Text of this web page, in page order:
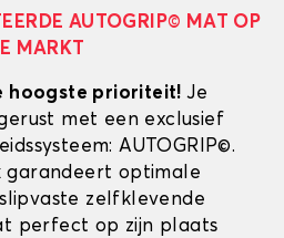
AUTOGRIP© MAT OP
MARKT
hoogste prioriteit!Je
met een exclusief
AUTOGRIP©.
garandeert optimale
zelfklevende
perfect op zijn plaats